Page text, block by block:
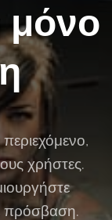
χρήστες.
πρόσβαση.